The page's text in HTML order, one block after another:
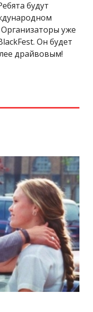
будут
уже
Он будет
драйвовым!